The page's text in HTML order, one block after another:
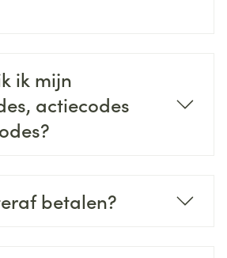
ik mijn
actiecodes
betalen?